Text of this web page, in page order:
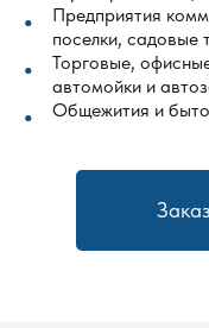
Предприятия
поселки, садовые
Торговые,
автомойки и
Общежития и